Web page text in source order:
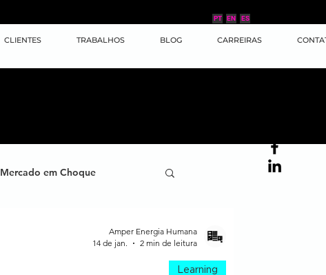
ES
EN
PT
CLIENTES TRABALHOS BLOG CARREIRAS
Mercado em Choque
Case de Sucesso
Learning
Amper Energia Humana
14 de jan.
2 min de leitura